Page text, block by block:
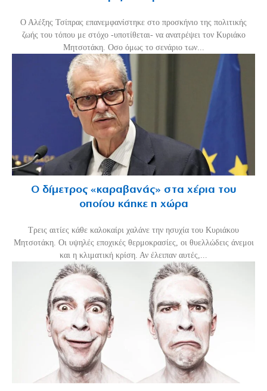
Ο Αλέξης Τσίπρας επανεμφανίστηκε στο προσκήνιο της πολιτικής
ζωής του τόπου με στόχο -υποτίθεται- να ανατρέψει τον Κυριάκο
Μητσοτάκη. Οσο όμως το σενάριο των...
Ο δίμετρος «καραβανάς» στα χέρια του
οποίου κάηκε η χώρα
Τρεις αιτίες κάθε καλοκαίρι χαλάνε την ησυχία του Κυριάκου
Μητσοτάκη. Οι υψηλές εποχικές θερμοκρασίες, οι θυελλώδεις άνεμοι
και η κλιματική κρίση. Αν έλειπαν αυτές,...